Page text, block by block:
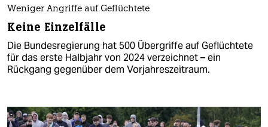
Weniger Angriffe auf Geflüchtete
Keine Einzelfälle
Die Bundesregierung hat 500 Übergriffe auf Geflüchtete
für das erste Halbjahr von 2024 verzeichnet – ein
Rückgang gegenüber dem Vorjahreszeitraum.